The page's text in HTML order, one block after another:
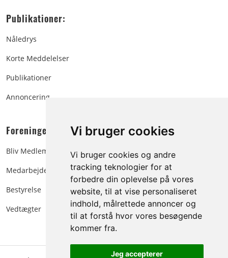
Vi bruger cookies
Vi bruger cookies og andre
tracking teknologier for at
forbedre din oplevelse på vores
website, til at vise personaliseret
indhold, målrettede annoncer og
til at forstå hvor vores besøgende
kommer fra.
Jeg accepterer
Publikationer:
Nåledrys
Korte Meddelelser
Publikationer
Annoncering
Foreningen:
Bliv Medlem
Medarbejdere
Bestyrelse
Vedtægter